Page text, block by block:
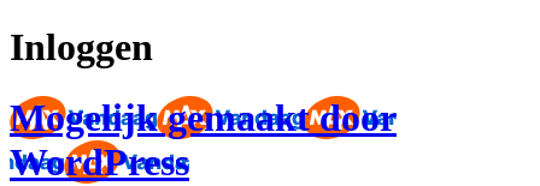
Inloggen
Mogelijk gemaakt door
WordPress